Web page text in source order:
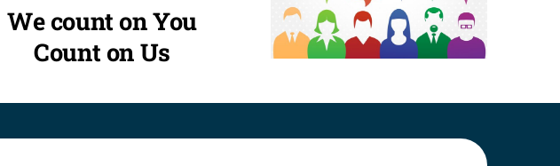
We count on You
Count on Us